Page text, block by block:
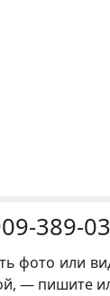
389-
фото или
— пишите